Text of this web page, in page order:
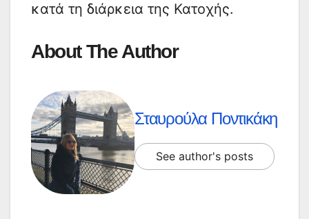
κατά τη διάρκεια της Κατοχής.
About The Author
Σταυρούλα Ποντικάκη
See author's posts